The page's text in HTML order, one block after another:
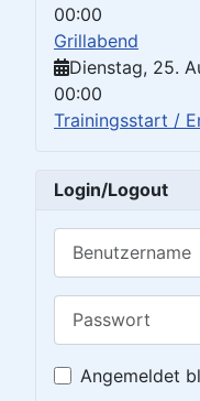
00:00
Grillabend
Dienstag, 25.
00:00
Trainingsstart /
Login/Logout
Angemeldet